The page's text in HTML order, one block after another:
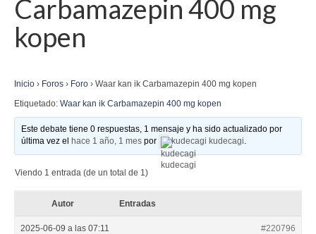
Carbamazepin 400 mg
kopen
Inicio › Foros › Foro › Waar kan ik Carbamazepin 400 mg kopen
Etiquetado: Waar kan ik Carbamazepin 400 mg kopen
Este debate tiene 0 respuestas, 1 mensaje y ha sido actualizado por
última vez el
hace 1 año, 1 mes por kudecagi kudecagi.
Viendo 1 entrada (de un total de 1)
Autor Entradas
2025-06-09 a las 07:11 #220796